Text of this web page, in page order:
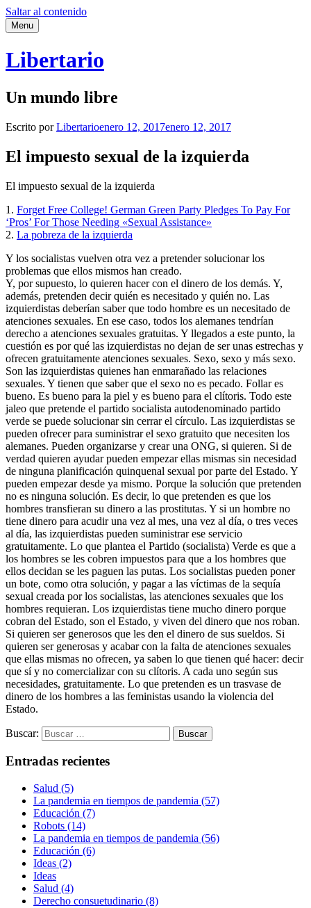
Saltar al contenido
Menu
Libertario
Un mundo libre
Escrito porLibertarioenero 12, 2017enero 12, 2017
El impuesto sexual de la izquierda
El impuesto sexual de la izquierda
1. Forget Free College! German Green Party Pledges To Pay For
‘Pros’ For Those Needing «Sexual Assistance»
2. La pobreza de la izquierda
Y los socialistas vuelven otra vez a pretender solucionar los
problemas que ellos mismos han creado.
Y, por supuesto, lo quieren hacer con el dinero de los demás. Y,
además, pretenden decir quién es necesitado y quién no. Las
izquierdistas deberían saber que todo hombre es un necesitado de
atenciones sexuales. En ese caso, todos los alemanes tendrían
derecho a atenciones sexuales gratuitas. Y llegados a este punto, la
cuestión es por qué las izquierdistas no dejan de ser unas estrechas y
ofrecen gratuitamente atenciones sexuales. Sexo, sexo y más sexo.
Son las izquierdistas quienes han enmarañado las relaciones
sexuales. Y tienen que saber que el sexo no es pecado. Follar es
bueno. Es bueno para la piel y es bueno para el clítoris. Todo este
jaleo que pretende el partido socialista autodenominado partido
verde se puede solucionar sin cerrar el círculo. Las izquierdistas se
pueden ofrecer para suministrar el sexo gratuito que necesiten los
alemanes. Pueden organizarse y crear una ONG, si quieren. Si de
verdad quieren ayudar pueden empezar ellas mismas sin necesidad
de ninguna planificación quinquenal sexual por parte del Estado. Y
pueden empezar desde ya mismo. Porque la solución que pretenden
no es ninguna solución. Es decir, lo que pretenden es que los
hombres transfieran su dinero a las prostitutas. Y si un hombre no
tiene dinero para acudir una vez al mes, una vez al día, o tres veces
al día, las izquierdistas pueden suministrar ese servicio
gratuitamente. Lo que plantea el Partido (socialista) Verde es que a
los hombres se les cobren impuestos para que a los hombres que
ellos decidan se les paguen las putas. Los socialistas pueden poner
un bote, como otra solución, y pagar a las víctimas de la sequía
sexual creada por los socialistas, las atenciones sexuales que los
hombres requieran. Los izquierdistas tiene mucho dinero porque
cobran del Estado, son el Estado, y viven del dinero que nos roban.
Si quieren ser generosos que les den el dinero de sus sueldos. Si
quieren ser generosas y acabar con la falta de atenciones sexuales
que ellas mismas no ofrecen, ya saben lo que tienen qué hacer: decir
que sí y no comercializar con su clítoris. A cada uno según sus
necesidades, gratuitamente. Lo que pretenden es un trasvase de
dinero de los hombres a las feministas usando la violencia del
Estado.
Buscar:
Entradas recientes
Salud (5)
La pandemia en tiempos de pandemia (57)
Educación (7)
Robots (14)
La pandemia en tiempos de pandemia (56)
Educación (6)
Ideas (2)
Ideas
Salud (4)
Derecho consuetudinario (8)